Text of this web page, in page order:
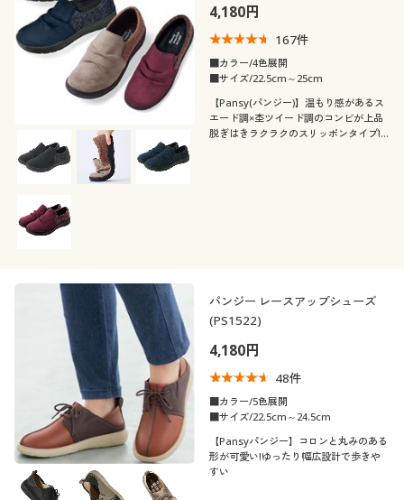
4,180円
167件
■カラー/4色展開
■サイズ/22.5cm～25cm
【Pansy(パンジー)】温もり感があるス
エード調×杢ツイード調のコンビが上品
脱ぎはきラクラクのスリッポンタイプ!
パンジー レースアップシューズ
(PS1522)
4,180円
48件
■カラー/5色展開
■サイズ/22.5cm～24.5cm
【Pansyパンジー】コロンと丸みのある
形が可愛い!ゆったり幅広設計で歩きや
すい